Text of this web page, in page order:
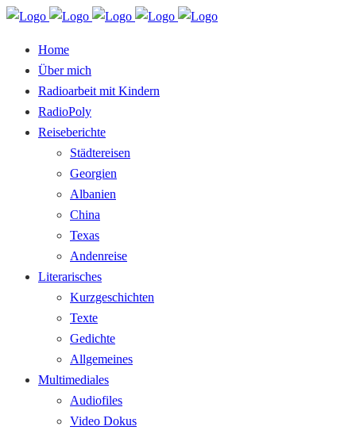
Home
Über mich
Radioarbeit mit Kindern
RadioPoly
Reiseberichte
Städtereisen
Georgien
Albanien
China
Texas
Andenreise
Literarisches
Kurzgeschichten
Texte
Gedichte
Allgemeines
Multimediales
Audiofiles
Video Dokus